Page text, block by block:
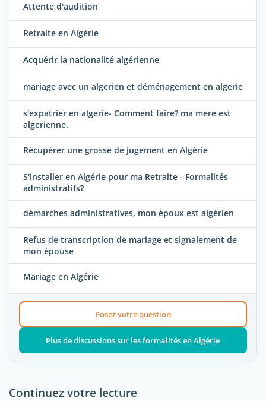
Attente d'audition
Retraite en Algérie
Acquérir la nationalité algérienne
mariage avec un algerien et déménagement en algerie
s'expatrier en algerie- Comment faire? ma mere est
algerienne.
Récupérer une grosse de jugement en Algérie
S'installer en Algérie pour ma Retraite - Formalités
administratifs?
démarches administratives, mon époux est algérien
Refus de transcription de mariage et signalement de
mon épouse
Mariage en Algérie
Posez votre question
Plus de discussions sur les formalités en Algérie
Continuez votre lecture